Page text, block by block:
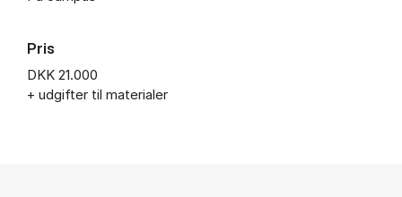
Pris
DKK 21.000
+ udgifter til materialer